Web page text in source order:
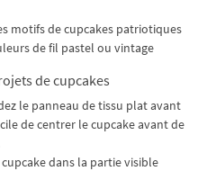
motifs de cupcakes patriotiques
de fil pastel ou vintage
de cupcakes
le panneau de tissu plat avant
de centrer le cupcake avant de
dans la partie visible